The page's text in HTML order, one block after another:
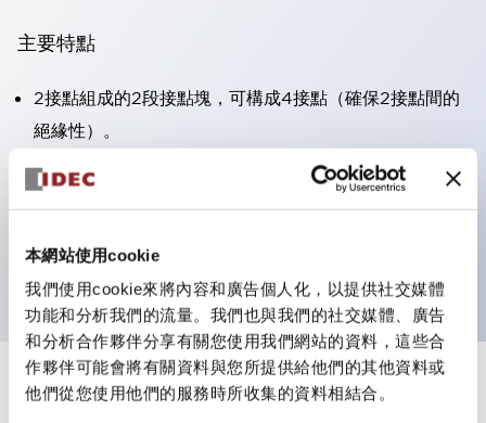
本網站使用cookie
我們使用cookie來將內容和廣告個人化，以提供社交媒體
功能和分析我們的流量。我們也與我們的社交媒體、廣告
和分析合作夥伴分享有關您使用我們網站的資料，這些合
作夥伴可能會將有關資料與您所提供給他們的其他資料或
他們從您使用他們的服務時所收集的資料相結合。
主要特點
2接點組成的2段接點塊，可構成4接點（確保2接點間的
絕緣性）。
面板深度39.9mm（※11段接點塊）、59.9mm（※22段
接點塊）。可實現省空間設計。
防護結構
規格